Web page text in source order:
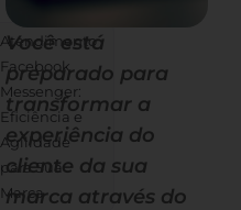
Atendimento
Facebook
Messenger:
Eficiência e
Agilidade
para Sua
Marca
Você está
preparado para
transformar a
experiência do
cliente da sua
marca através do